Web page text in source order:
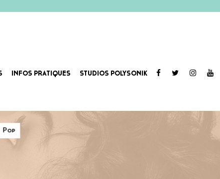
INFOS PRATIQUES STUDIOS POLYSONIK
Pop